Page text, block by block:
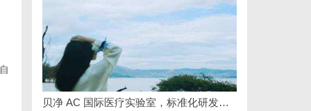
贝净 AC 国际医疗实验室，标准化研发体系全解析